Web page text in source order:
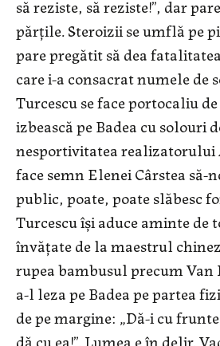
să reziste, să reziste!”, dar
părțile. Steroizii se umflă pe
pare pregătit să dea
care i-a consacrat numele de
Turcescu se face portocaliu
izbească pe Badea cu solouri
nesportivitatea realizatorului
face semn Elenei Cârstea să-
public, poate, poate slăbesc
Turcescu își aduce aminte de
învățate de la maestrul
rupea bambusul precum Van
a-l leza pe Badea pe partea
de pe margine: „Dă-i cu
dă cu ea!”. Lumea e în delir.